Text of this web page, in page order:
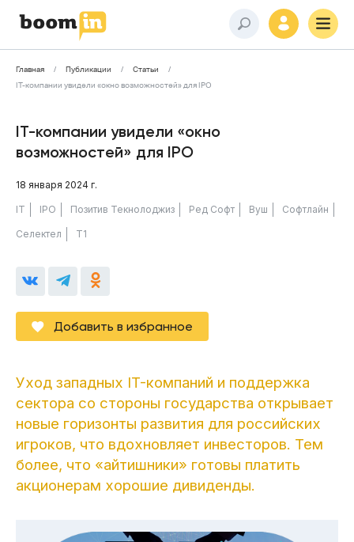
Главная Публикации
Статьи
IT-компании увидели «окно возможностей» для IPO
IT-компании увидели «окно
возможностей» для IPO
18 января 2024 г.
IT IPO Позитив Текнолоджиз Ред Софт Вуш Софтлайн
Селектел Т1
Добавить в избранное
Уход западных IT-компаний и поддержка
сектора со стороны государства открывает
новые горизонты развития для российских
игроков, что вдохновляет инвесторов. Тем
более, что «айтишники» готовы платить
акционерам хорошие дивиденды.